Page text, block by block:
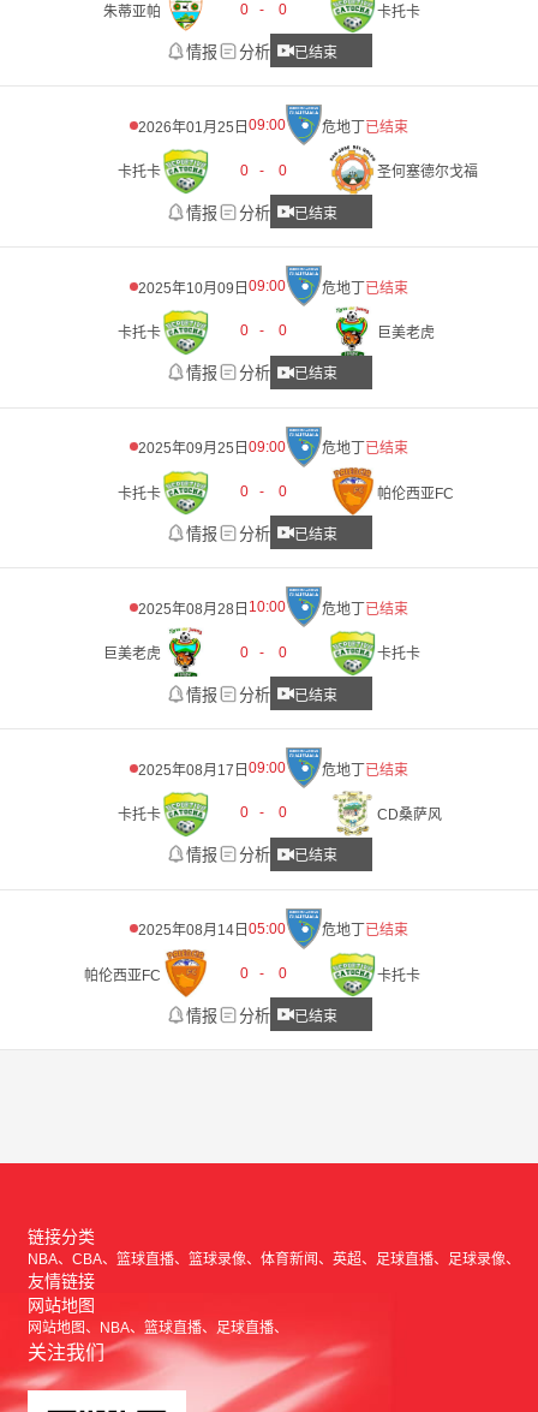
朱蒂亚帕 0 - 0 卡托卡
情报 分析 已结束
2026年01月25日09:00 危地丁已结束
卡托卡 0 - 0 圣何塞德尔戈福
情报 分析 已结束
2025年10月09日09:00 危地丁已结束
卡托卡 0 - 0 巨美老虎
情报 分析 已结束
2025年09月25日09:00 危地丁 已结束
卡托卡 0 - 0 帕伦西亚FC
情报 分析 已结束
2025年08月28日 10:00 危地丁已结束
巨美老虎 0 - 0 卡托卡
情报 分析 已结束
2025年08月17日09:00 危地丁已结束
卡托卡 0 - 0 CD桑萨风
情报 分析 已结束
2025年08月14日05:00 危地丁 已结束
帕伦西亚FC 0 - 0 卡托卡
情报 分析 已结束
链接分类
NBA CBA 篮球直播 篮球录像 体育新闻 英超 足球直播 足球录像
友情链接
网站地图
网站地图 NBA 篮球直播 足球直播
关注我们